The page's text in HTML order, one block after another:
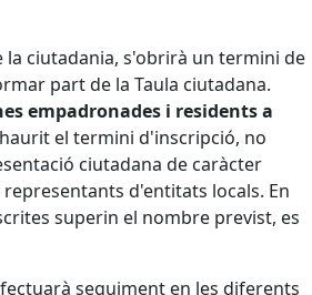
la ciutadania, s'obrirà un termini de
part de la Taula ciutadana.
empadronades i residents a
el termini d'inscripció, no
ciutadana de caràcter
d'entitats locals. En
superin el nombre previst, es
seguiment en les diferents